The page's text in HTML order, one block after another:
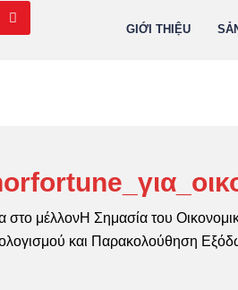
GIỚI THIỆU
στο μέλλονΗ Σημασία του
και Παρακολούθηση